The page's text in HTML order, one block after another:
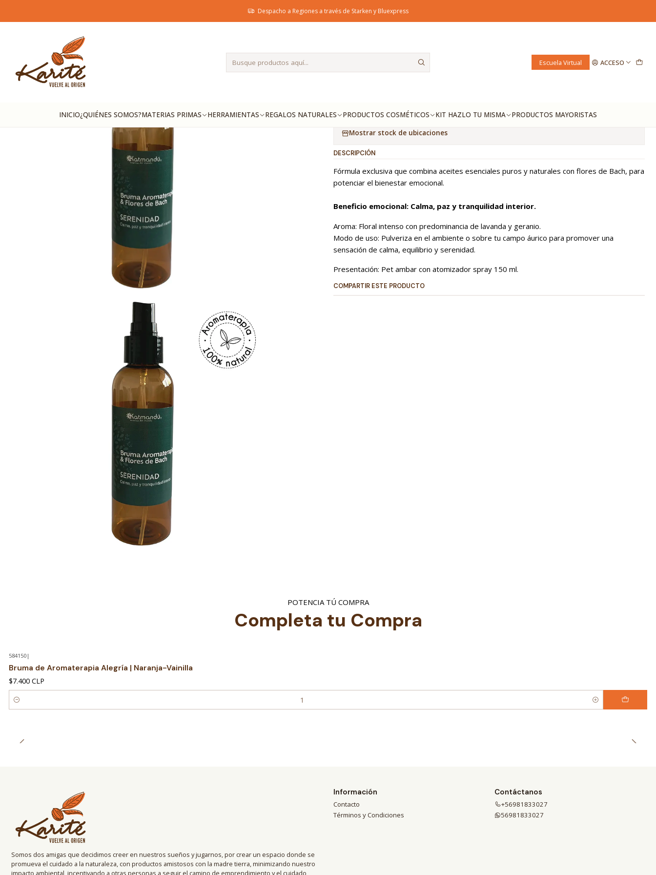
Escuela Virtual ACCESO
INICIO¿QUIÉNES SOMOS?MATERIAS PRIMAS HERRAMIENTAS REGALOS NATURALES PRODUCTOS COSMÉTICOS KIT HAZLO TU MISMA PRODUCTOS MAYORISTAS
Despacho a Regiones a través de Starken y Bluexpress
Productos Ecológicos Bruma Flores de Bach Serenidad
Bruma Flores de Bach Serenidad
Mostrar stock de ubicaciones
DESCRIPCIÓN
Fórmula exclusiva que combina aceites esenciales puros y naturales con flores de Bach, para
potenciar el bienestar emocional.
Beneficio emocional: Calma, paz y tranquilidad interior.
Aroma: Floral intenso con predominancia de lavanda y geranio.
Modo de uso: Pulveriza en el ambiente o sobre tu campo áurico para promover una
sensación de calma, equilibrio y serenidad.
Presentación: Pet ambar con atomizador spray 150 ml.
COMPARTIR ESTE PRODUCTO
POTENCIA TÚ COMPRA
Completa tu Compra
584150|
Bruma de Aromaterapia Alegría | Naranja-Vainilla
$7.400 CLP
Cantidad
Somos dos amigas que decidimos creer en nuestros sueños y jugarnos, por crear un espacio donde se
promueva el cuidado a la naturaleza, con productos amistosos con la madre tierra, minimizando nuestro
impacto ambiental, incentivando a otras personas a seguir el camino de emprendimiento y el cuidado
Información
Contacto
Términos y Condiciones
Contáctanos
+56981833027
56981833027